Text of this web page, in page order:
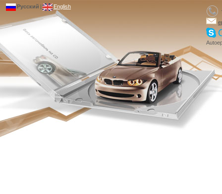
Русский | English